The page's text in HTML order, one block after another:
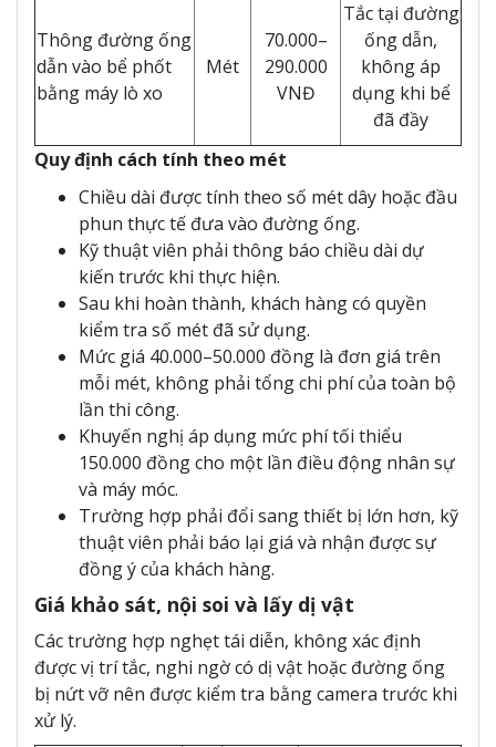
Thông đường ống
dẫn vào bể phốt
bằng máy lò xo
Mét
70.000–
290.000
VNĐ
Tắc tại đường
ống dẫn,
không áp
dụng khi bể
đã đầy
Quy định cách tính theo mét
Chiều dài được tính theo số mét dây hoặc đầu
phun thực tế đưa vào đường ống.
Kỹ thuật viên phải thông báo chiều dài dự
kiến trước khi thực hiện.
Sau khi hoàn thành, khách hàng có quyền
kiểm tra số mét đã sử dụng.
Mức giá 40.000–50.000 đồng là đơn giá trên
mỗi mét, không phải tổng chi phí của toàn bộ
lần thi công.
Khuyến nghị áp dụng mức phí tối thiểu
150.000 đồng cho một lần điều động nhân sự
và máy móc.
Trường hợp phải đổi sang thiết bị lớn hơn, kỹ
thuật viên phải báo lại giá và nhận được sự
đồng ý của khách hàng.
Giá khảo sát, nội soi và lấy dị vật
Các trường hợp nghẹt tái diễn, không xác định
được vị trí tắc, nghi ngờ có dị vật hoặc đường ống
bị nứt vỡ nên được kiểm tra bằng camera trước khi
xử lý.